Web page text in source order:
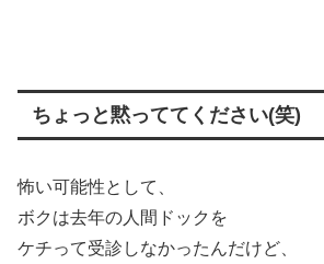
ちょっと黙っててください(笑)
怖い可能性として、
ボクは去年の人間ドックを
ケチって受診しなかったんだけど、